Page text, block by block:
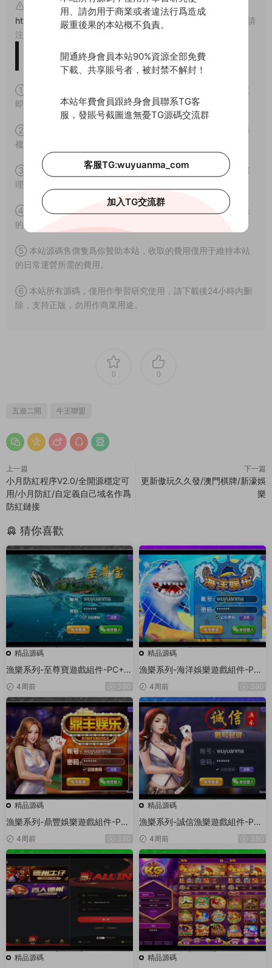
原文鏈接：
https://www.wuyuanma.com/jpym/qpym/6630.html
，轉載請
注明出處。
版權免責聲明
① 本站所有源碼均爲網上搜集，如涉及或侵害到您的版權請立
即通知我們。
② 如果網盤地址失效，請在個人中心提交工單，我們會盡快修
複下載地址。
③ 本網站所有資源因其特殊性均爲可複制品，所以不支持任何
理由的退款兌現。
④ 由本站提供的源碼拿去用于商業或者違法行爲造成嚴重後果
的本站概不負責。
⑤ 本站源碼售價隻爲你贊助本站，收取的費用僅用于維持本站
的日常運營所需的費用。
⑥ 本站所有源碼，僅用作學習研究使用，請下載後24小時内删
除，支持正版，勿用作商業用途。
0 0
五遊二開 牛王聯盟
上一篇
小月防紅程序V2.0/全開源穩定可
用/小月防紅/自定義自己域名作爲
防紅鏈接
下一篇
更新傲玩久久發/澳門棋牌/新濠娛
樂
猜你喜歡
精品源碼
漁樂系列-至尊寶遊戲組件-PC+安
卓+蘋果3端
4周前 380
精品源碼
漁樂系列-海洋娛樂遊戲組件-PC
+安卓+蘋果3端
4周前 380
精品源碼
漁樂系列-鼎豐娛樂遊戲組件-PC
+安卓+蘋果3端
4周前 380
精品源碼
漁樂系列-誠信漁樂遊戲組件-PC
+安卓+蘋果3端
4周前 380
精品源碼 精品源碼
用、請勿用于商業或者違法行爲造成
嚴重後果的本站概不負責。
開通終身會員本站90%資源全部免費
下載、共享賬号者，被封禁不解封！
本站年費會員跟終身會員聯系TG客
服，發賬号截圖進無憂TG源碼交流群
客服TG:wuyuanma_com
加入TG交流群